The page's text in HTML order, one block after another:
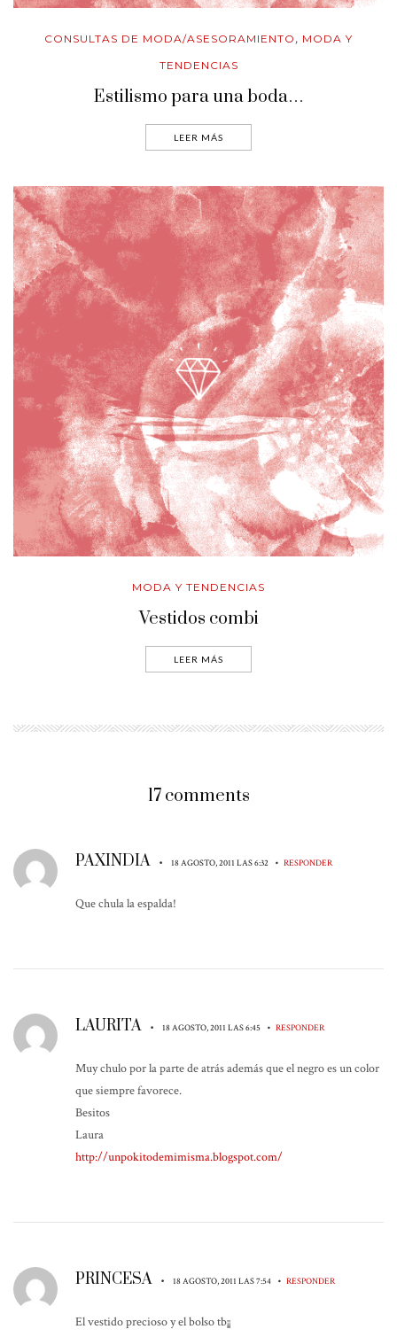
CONSULTAS DE MODA/ASESORAMIENTO , MODA Y
TENDENCIAS
Estilismo para una boda…
LEER MÁS
MODA Y TENDENCIAS
Vestidos combi
LEER MÁS
17 comments
PAXINDIA • 18 AGOSTO, 2011 LAS 6:32 • RESPONDER
Que chula la espalda!
LAURITA • 18 AGOSTO, 2011 LAS 6:45 • RESPONDER
Muy chulo por la parte de atrás además que el negro es un color
que siempre favorece.
Besitos
Laura
http://unpokitodemimisma.blogspot.com/
PRINCESA • 18 AGOSTO, 2011 LAS 7:54 • RESPONDER
El vestido precioso y el bolso tb¡¡